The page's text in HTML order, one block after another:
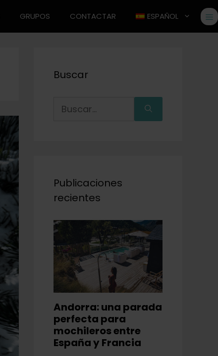
GRUPOS CONTACTAR ESPAÑOL
Buscar
Publicaciones
recientes
Andorra: una parada
perfecta para
mochileros entre
España y Francia